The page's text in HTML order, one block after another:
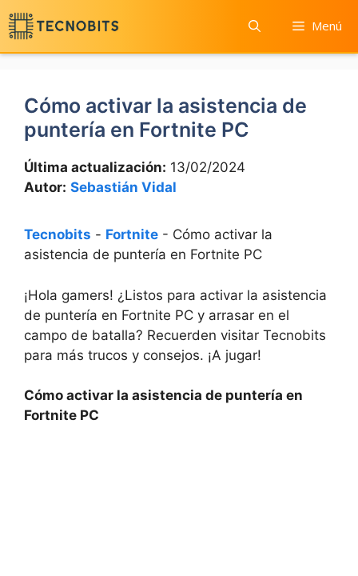
Saltar
al
contenido
Menú
Cómo activar la asistencia de
puntería en Fortnite PC
Última actualización: 13/02/2024
Autor: Sebastián Vidal
Tecnobits - Fortnite - Cómo activar la
asistencia de puntería en Fortnite PC
¡Hola gamers! ¿Listos para activar la asistencia
de puntería en Fortnite PC y arrasar en el
campo de batalla? Recuerden visitar Tecnobits
para más trucos y consejos. ¡A jugar!
Cómo activar la asistencia de puntería en
Fortnite PC